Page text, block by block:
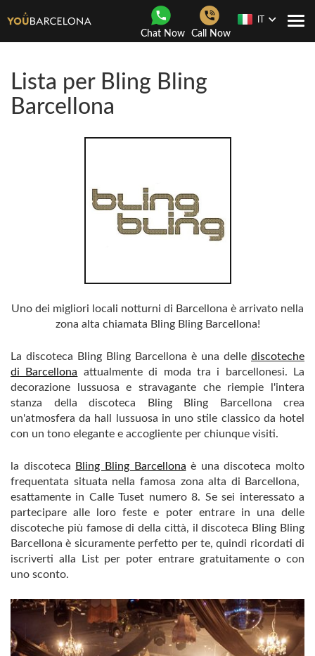
Chat Now Call Now
Lista per Bling Bling
Barcellona
Uno dei migliori locali notturni di Barcellona è arrivato nella
zona alta chiamata Bling Bling Barcellona!
La discoteca Bling Bling Barcellona è una delle discoteche
di Barcellona attualmente di moda tra i barcellonesi. La
decorazione lussuosa e stravagante che riempie l'intera
stanza della discoteca Bling Bling Barcellona crea
un'atmosfera da hall lussuosa in uno stile classico da hotel
con un tono elegante e accogliente per chiunque visiti.
la discoteca Bling Bling Barcellona è una discoteca molto
frequentata situata nella famosa zona alta di Barcellona, ​​
esattamente in Calle Tuset numero 8. Se sei interessato a
partecipare alle loro feste e poter entrare in una delle
discoteche più famose di della città, il discoteca Bling Bling
Barcellona è sicuramente perfetto per te, quindi ricordati di
iscriverti alla List per poter entrare gratuitamente o con
uno sconto.